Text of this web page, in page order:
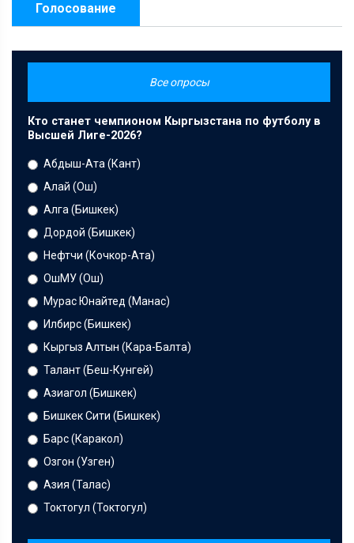
Голосование
Все опросы
Кто станет чемпионом Кыргызстана по футболу в
Высшей Лиге-2026?
Абдыш-Ата (Кант)
Алай (Ош)
Алга (Бишкек)
Дордой (Бишкек)
Нефтчи (Кочкор-Ата)
ОшМУ (Ош)
Мурас Юнайтед (Манас)
Илбирс (Бишкек)
Кыргыз Алтын (Кара-Балта)
Талант (Беш-Кунгей)
Азиагол (Бишкек)
Бишкек Сити (Бишкек)
Барс (Каракол)
Озгон (Узген)
Азия (Талас)
Токтогул (Токтогул)